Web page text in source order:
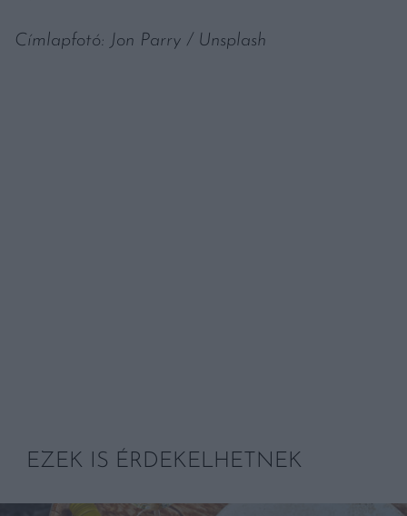
Címlapfotó: Jon Parry / Unsplash
EZEK IS ÉRDEKELHETNEK